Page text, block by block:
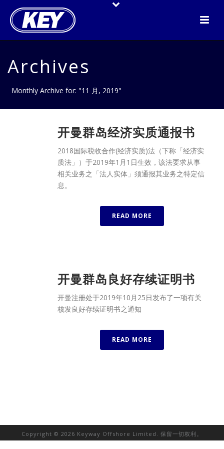
Archives
Monthly Archive for: "11 月, 2019"
开曼群岛经济实质通报书
2018国际税收合作(经济实质)法（下称「经济实
质法」）于2019年1月1日生效，该法要求从事
相关业务之「法人实体」须通报其业务之特定信
息。
READ MORE
开曼群岛良好存续证明书
开曼注册处于2019年10月25日发布了一项有关
核发良好存续证明书之通知
READ MORE
Copyright © 2026 Keyway Offshore Limited. 保留一切权利。